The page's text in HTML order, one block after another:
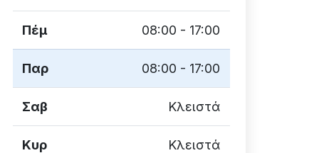
Πέμ 08:00 - 17:00
Παρ 08:00 - 17:00
Σαβ Κλειστά
Κυρ Κλειστά